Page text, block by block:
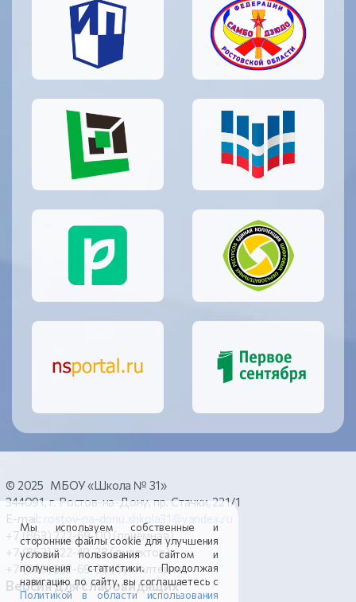
Мы используем собственные и
сторонние файлы cookie для улучшения
условий пользования сайтом и
получения статистики. Продолжая
навигацию по сайту, вы соглашаетесь с
Политикой в области использования
© 2025 МБОУ «Школа № 31»
344091, г. Ростов-на-Дону, пр. Стачки, 221/1
E-mail: rostov-na-donu.shkola31@yandex.ru
+7 (863) 222-69-00 (приемная)
+7 (863) 222-49-28 (директор)
+7 (863) 222-69-36 (бухгалтерия)
Версия для слабовидящих